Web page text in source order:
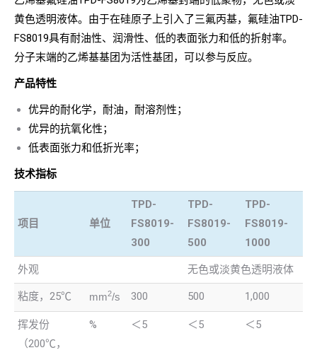
黄色透明液体。由于在硅原子上引入了三氟丙基，氟硅油TPD-
FS8019具有耐油性、润滑性、低的表面张力和低的折射率。
分子末端的乙烯基基团为活性基团，可以参与反应。
产品特性
优异的耐化学，耐油，耐溶剂性；
优异的抗氧化性；
低表面张力和低折光率；
技术指标
项目 单位
TPD-
FS8019-
300
TPD-
FS8019-
500
TPD-
FS8019-
1000
外观 无色或淡黄色透明液体
粘度，25℃ mm2/s 300 500 1,000
挥发份
（200℃，
% ＜5 ＜5 ＜5